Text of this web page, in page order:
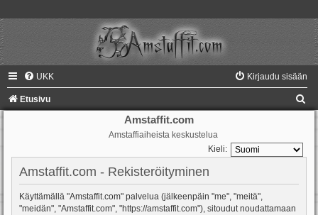
UKK Kirjaudu sisään
Etusivu
Amstaffit.com
Amstaffiaiheista keskustelua
Kieli:
Amstaffit.com - Rekisteröityminen
Käyttämällä "Amstaffit.com" palvelua (jälkeenpäin "me", "meitä",
"meidän", "Amstaffit.com", "https://amstaffit.com"), sitoudut noudattamaan